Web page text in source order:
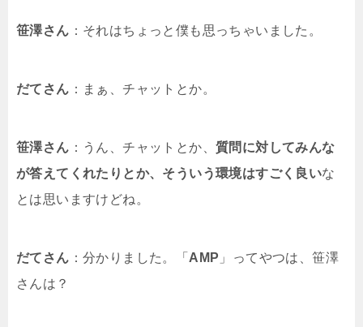
笹澤さん ：それはちょっと僕も思っちゃいました。
だてさん ：まぁ、チャットとか。
笹澤さん ：うん、チャットとか、質問に対してみんな
が答えてくれたりとか、そういう環境はすごく良いな
とは思いますけどね。
だてさん ：分かりました。「 AMP 」ってやつは、笹澤
さんは？